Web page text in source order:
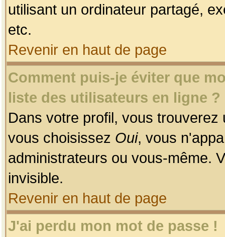
utilisant un ordinateur partagé,
etc.
Revenir en haut de page
Comment puis-je éviter que
liste des utilisateurs en ligne ?
Dans votre profil, vous
vous choisissez Oui, vous
administrateurs ou vous-même.
invisible.
Revenir en haut de page
J'ai perdu mon mot de passe !